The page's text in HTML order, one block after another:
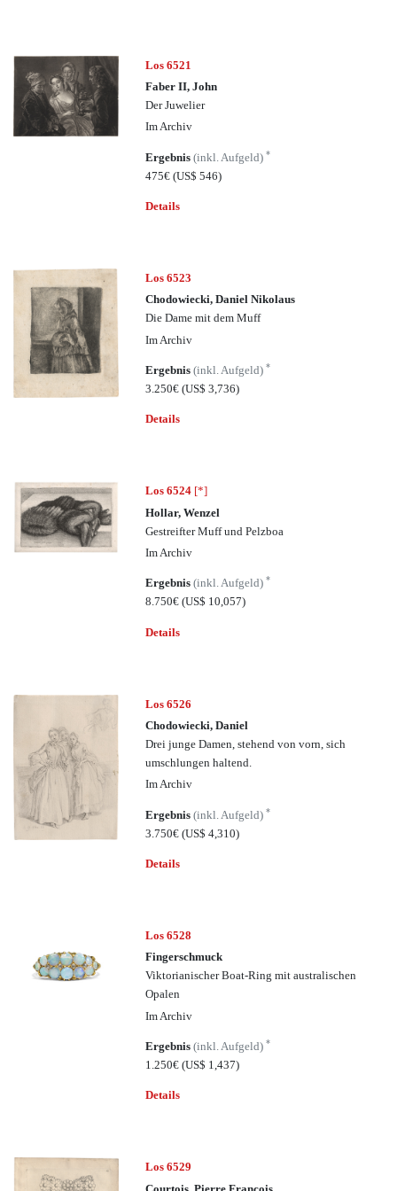
Los 6521
Faber II, John
Der Juwelier
Im Archiv
Ergebnis(inkl. Aufgeld)*
475€(US$ 546)
Details
Los 6523
Chodowiecki, Daniel Nikolaus
Die Dame mit dem Muff
Im Archiv
Ergebnis(inkl. Aufgeld)*
3.250€(US$ 3,736)
Details
Los 6524 [*]
Hollar, Wenzel
Gestreifter Muff und Pelzboa
Im Archiv
Ergebnis(inkl. Aufgeld)*
8.750€(US$ 10,057)
Details
Los 6526
Chodowiecki, Daniel
Drei junge Damen, stehend von vorn, sich
umschlungen haltend.
Im Archiv
Ergebnis(inkl. Aufgeld)*
3.750€(US$ 4,310)
Details
Los 6528
Fingerschmuck
Viktorianischer Boat-Ring mit australischen
Opalen
Im Archiv
Ergebnis(inkl. Aufgeld)*
1.250€(US$ 1,437)
Details
Los 6529